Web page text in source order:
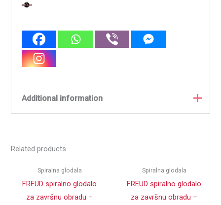
Additional information
BROJ ZUBA Z
PREČNIK
REZANJA (D
Related products
Spiralna glodala
FREUD spiralno glodalo
za završnu obradu –
Spiralna glodala
FREUD spiralno glodalo
za završnu obradu –